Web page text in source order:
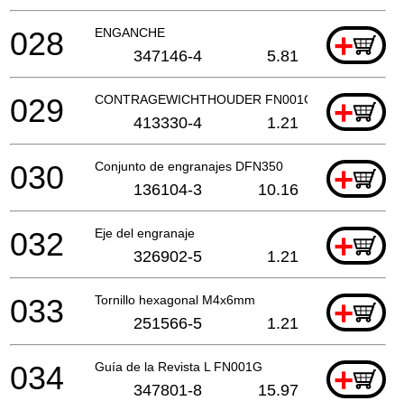
ENGANCHE +
028 347146-4 5.81
CONTRAGEWICHTHOUDER FN001G A +
029 413330-4 1.21
Conjunto de engranajes DFN350 +
030 136104-3 10.16
Eje del engranaje +
032 326902-5 1.21
Tornillo hexagonal M4x6mm +
033 251566-5 1.21
Guía de la Revista L FN001G +
034 347801-8 15.97